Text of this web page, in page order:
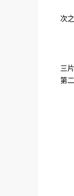
②
次之
③
三
第